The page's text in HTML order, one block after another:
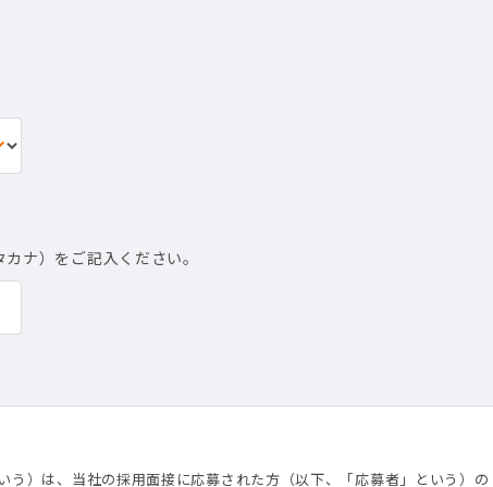
ナ）をご記入ください。
）は、当社の採用面接に応募された方（以下、「応募者」という）の